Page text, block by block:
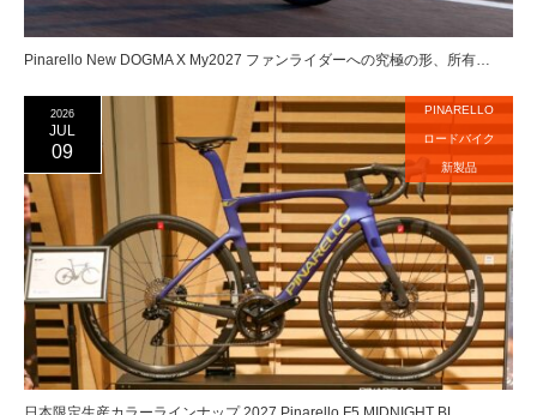
Pinarello New DOGMA X My2027 ファンライダーへの究極の形、所有…
2026
JUL
09
PINARELLO
ロードバイク
新製品